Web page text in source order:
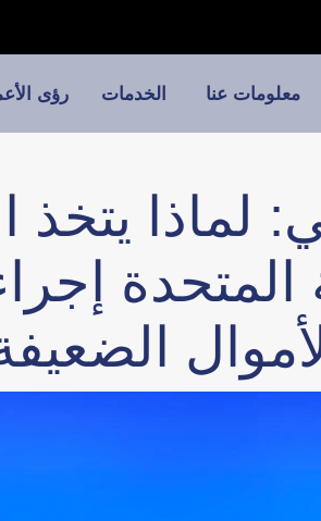
رؤى الخدمات معلومات عنا
لماذا
المتحدة